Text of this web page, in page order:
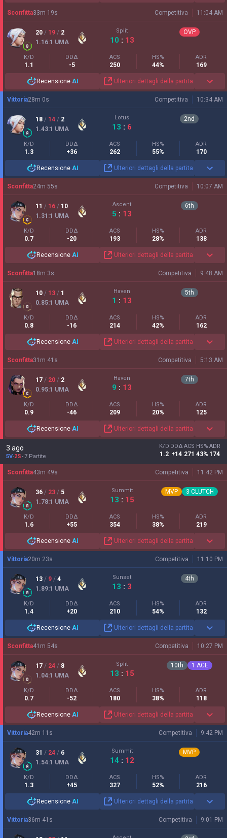
Competitiva 11:04 AM
Sconfitta33m 19s
20 / 19 / 2
1.16:1 UMA
Split
10 : 13
OVP
K/D
1.1
DDΔ
-5
ACS
250
HS%
44%
ADR
169
Recensione AI Ulteriori dettagli della partita
Competitiva 10:34 AM
Vittoria28m 0s
18 / 14 / 2
1.43:1 UMA
Lotus
13 : 6
2nd
K/D
1.3
DDΔ
+36
ACS
262
HS%
55%
ADR
170
Recensione AI Ulteriori dettagli della partita
Competitiva 10:07 AM
Sconfitta24m 55s
11 / 16 / 10
1.31 :1 UMA
Ascent
5 : 13
6th
K/D
0.7
DDΔ
-20
ACS
193
HS%
28%
ADR
138
Recensione AI Ulteriori dettagli della partita
Competitiva 9:48 AM
Sconfitta18m 3s
10 / 13 / 1
0.85:1 UMA
Haven
1 : 13
5th
K/D
0.8
DDΔ
-16
ACS
214
HS%
42%
ADR
162
Recensione AI Ulteriori dettagli della partita
Competitiva 5:13 AM
Sconfitta31 m 41 s
17 / 20 / 2
0.95:1 UMA
Haven
9 : 13
7th
K/D
0.9
DDΔ
-46
ACS
209
HS%
20%
ADR
125
Recensione AI Ulteriori dettagli della partita
3 ago
5V-2S 7 Partite
K/D
1.2
DDΔ
+14
ACS
271
HS%
43%
ADR
174
Competitiva 11:42 PM
Sconfitta43m 49s
36 / 23 / 5
1.78:1 UMA
Summit
13 : 15
MVP 3 CLUTCH
K/D
1.6
DDΔ
+55
ACS
354
HS%
38%
ADR
219
Recensione AI Ulteriori dettagli della partita
Competitiva 11:10 PM
Vittoria20m 23s
13 / 9 / 4
1.89:1 UMA
Sunset
13 : 3
4th
K/D
1.4
DDΔ
+20
ACS
210
HS%
54%
ADR
132
Recensione AI Ulteriori dettagli della partita
Competitiva 10:27 PM
Sconfitta41 m 54s
17 / 24 / 8
1.04:1 UMA
Split
13 : 15
10th 1 ACE
K/D
0.7
DDΔ
-52
ACS
180
HS%
38%
ADR
118
Recensione AI Ulteriori dettagli della partita
Competitiva 9:42 PM
Vittoria42m 11 s
31 / 24 / 6
1.54:1 UMA
Summit
14 : 12
MVP
K/D
1.3
DDΔ
+45
ACS
327
HS%
52%
ADR
216
Recensione AI Ulteriori dettagli della partita
Competitiva 9:01 PM
Vittoria36m 41 s